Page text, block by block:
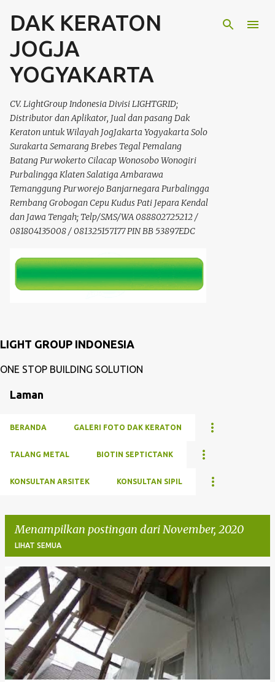
Langsung ke konten utama
DAK KERATON
JOGJA
YOGYAKARTA
CV. LightGroup Indonesia Divisi LIGHTGRID;
Distributor dan Aplikator, Jual dan pasang Dak
Keraton untuk Wilayah JogJakarta Yogyakarta Solo
Surakarta Semarang Brebes Tegal Pemalang
Batang Purwokerto Cilacap Wonosobo Wonogiri
Purbalingga Klaten Salatiga Ambarawa
Temanggung Purworejo Banjarnegara Purbalingga
Rembang Grobogan Cepu Kudus Pati Jepara Kendal
dan Jawa Tengah; Telp/SMS/WA 088802725212 /
081804135008 / 081325157177 PIN BB 53897EDC
LIGHT GROUP INDONESIA
ONE STOP BUILDING SOLUTION
Laman
BERANDA GALERI FOTO DAK KERATON
TALANG METAL BIOTIN SEPTICTANK
KONSULTAN ARSITEK KONSULTAN SIPIL
Menampilkan postingan dari November, 2020
LIHAT SEMUA
P
o
s
t
n